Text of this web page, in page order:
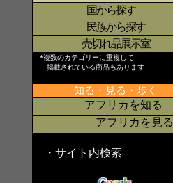
国から探す〇
民族から探す
売切れ品展示室
*複数のカテゴリーに重複して
掲載されている商品もあります
知る・見る・歩く
アフリカを知る
アフリカを見る
・サイト内検索